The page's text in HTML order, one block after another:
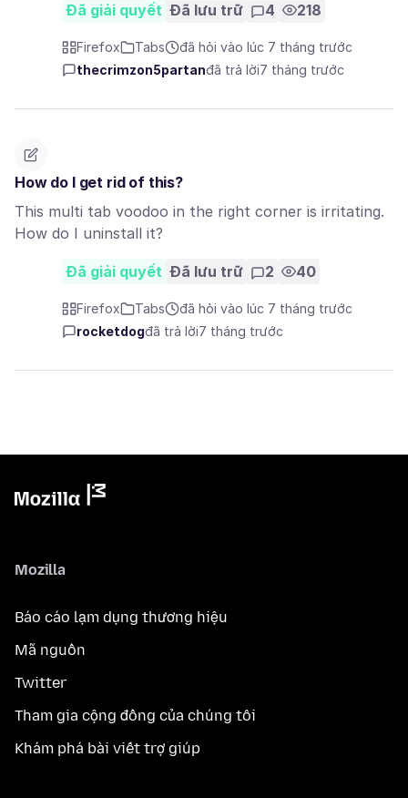
Đã giải quyết Đã lưu trữ 4 218
Firefox Tabs
đã hỏi vào lúc 7 tháng trước
thecrimzon5partanđã trả lời7 tháng trước
How do I get rid of this?
This multi tab voodoo in the right corner is irritating.
How do I uninstall it?
Đã giải quyết Đã lưu trữ 2 40
Firefox Tabs
đã hỏi vào lúc 7 tháng trước
rocketdogđã trả lời7 tháng trước
Mozilla
Báo cáo lạm dụng thương hiệu
Mã nguồn
Twitter
Tham gia cộng đồng của chúng tôi
Khám phá bài viết trợ giúp